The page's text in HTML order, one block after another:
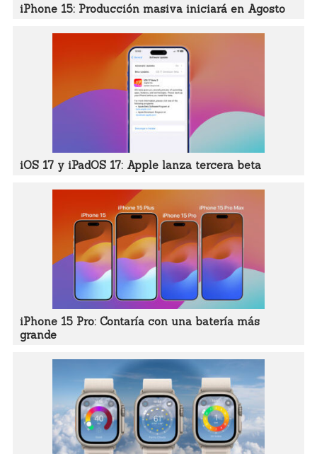
iPhone 15: Producción masiva iniciará en Agosto
iOS 17 y iPadOS 17: Apple lanza tercera beta
iPhone 15 Pro: Contaría con una batería más
grande